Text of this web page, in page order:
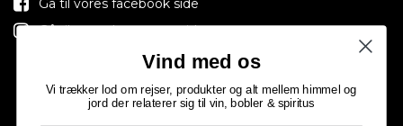
Vind med os
Vi trækker lod om rejser, produkter og alt mellem himmel og
jord der relaterer sig til vin, bobler & spiritus
Gå til vores facebook side
Gå til vores Instagram side